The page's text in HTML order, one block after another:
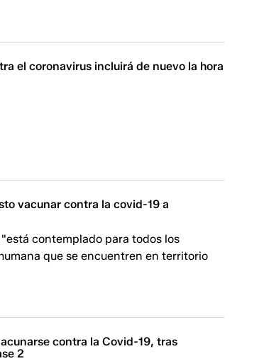
el coronavirus incluirá de nuevo la hora
vacunar contra la covid-19 a
contemplado para todos los
que se encuentren en territorio
contra la Covid-19, tras
2